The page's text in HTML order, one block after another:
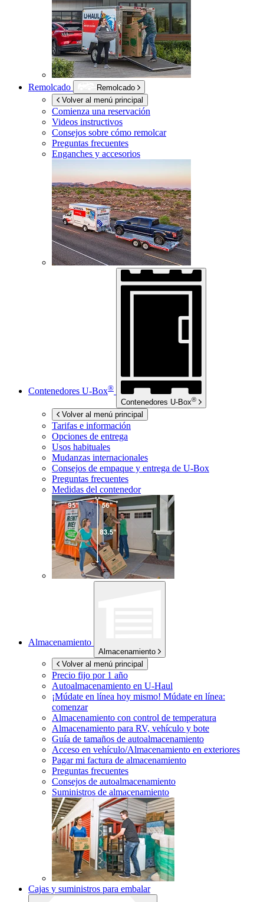
Remolcado
Remolcado
Volver al menú principal
Comienza una reservación
Videos instructivos
Consejos sobre cómo remolcar
Preguntas frecuentes
Enganches y accesorios
Contenedores U-Box®
Contenedores U-Box®
Volver al menú principal
Tarifas e información
Opciones de entrega
Usos habituales
Mudanzas internacionales
Consejos de empaque y entrega de U-Box
Preguntas frecuentes
Medidas del contenedor
Almacenamiento
Almacenamiento
Volver al menú principal
Precio fijo por 1 año
Autoalmacenamiento en U-Haul
¡Múdate en línea hoy mismo! Múdate en línea:
comenzar
Almacenamiento con control de temperatura
Almacenamiento para RV, vehículo y bote
Guía de tamaños de autoalmacenamiento
Acceso en vehículo/Almacenamiento en exteriores
Pagar mi factura de almacenamiento
Preguntas frecuentes
Consejos de autoalmacenamiento
Suministros de almacenamiento
Cajas y suministros para embalar